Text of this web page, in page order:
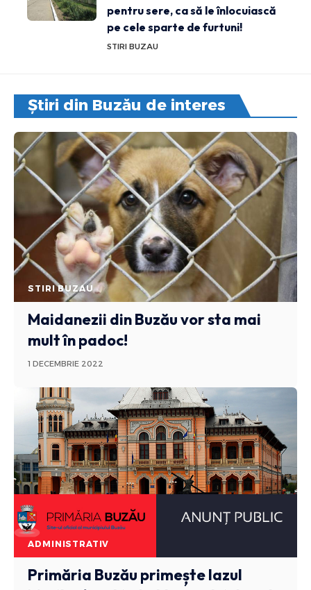
pentru sere, ca să le înlocuiască
pe cele sparte de furtuni!
STIRI BUZAU
Știri din Buzău de interes
STIRI BUZAU
Maidanezii din Buzău vor sta mai
mult în padoc!
1 DECEMBRIE 2022
ADMINISTRATIV
Primăria Buzău primește Iazul